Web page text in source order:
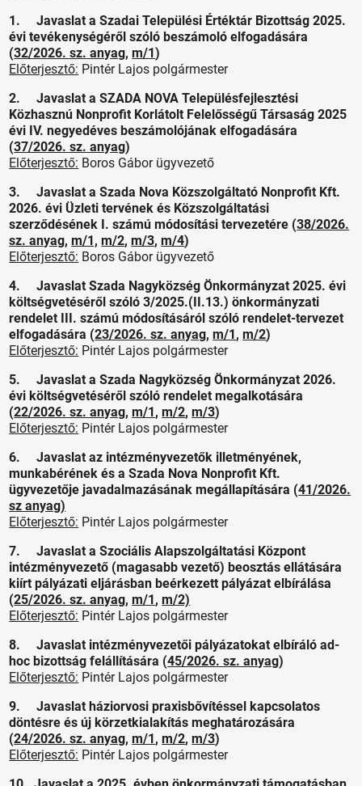
1. Javaslat a Szadai Települési Értéktár Bizottság 2025.
évi tevékenységéről szóló beszámoló elfogadására
(32/2026. sz. anyag,m/1)
Előterjesztő: Pintér Lajos polgármester
2. Javaslat a SZADA NOVA Településfejlesztési
Közhasznú Nonprofit Korlátolt Felelősségű Társaság 2025
évi IV. negyedéves beszámolójának elfogadására
(37/2026. sz. anyag)
Előterjesztő: Boros Gábor ügyvezető
3. Javaslat a Szada Nova Közszolgáltató Nonprofit Kft.
2026. évi Üzleti tervének és Közszolgáltatási
szerződésének I. számú módosítási tervezetére (38/2026.
sz. anyag,m/1, m/2,m/3,m/4)
Előterjesztő: Boros Gábor ügyvezető
4. Javaslat Szada Nagyközség Önkormányzat 2025. évi
költségvetéséről szóló 3/2025.(II.13.) önkormányzati
rendelet III. számú módosításáról szóló rendelet-tervezet
elfogadására (23/2026. sz. anyag,m/1,m/2)
Előterjesztő: Pintér Lajos polgármester
5. Javaslat a Szada Nagyközség Önkormányzat 2026.
évi költségvetéséről szóló rendelet megalkotására
(22/2026. sz. anyag,m/1,m/2,m/3)
Előterjesztő: Pintér Lajos polgármester
6. Javaslat az intézményvezetők illetményének,
munkabérének és a Szada Nova Nonprofit Kft.
ügyvezetője javadalmazásának megállapítására (41/2026.
sz anyag)
Előterjesztő: Pintér Lajos polgármester
7. Javaslat a Szociális Alapszolgáltatási Központ
intézményvezető (magasabb vezető) beosztás ellátására
kiírt pályázati eljárásban beérkezett pályázat elbírálása
(25/2026. sz. anyag,m/1,m/2)
Előterjesztő: Pintér Lajos polgármester
8. Javaslat intézményvezetői pályázatokat elbíráló ad-
hoc bizottság felállítására (45/2026. sz. anyag)
Előterjesztő: Pintér Lajos polgármester
9. Javaslat háziorvosi praxisbővítéssel kapcsolatos
döntésre és új körzetkialakítás meghatározására
(24/2026. sz. anyag,m/1,m/2,m/3)
Előterjesztő: Pintér Lajos polgármester